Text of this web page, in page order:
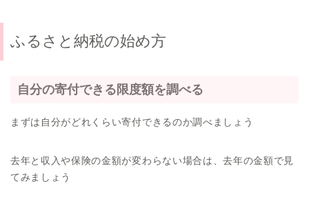
ふるさと納税の始め方
自分の寄付できる限度額を調べる
まずは自分がどれくらい寄付できるのか調べましょう
去年と収入や保険の金額が変わらない場合は、去年の金額で見
てみましょう